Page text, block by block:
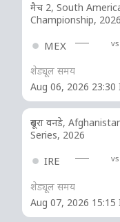
मैच 2, South
Championship, 2026
MEX vs
शेड्यूल समय
Aug 06, 2026 23:30
दूसरा वनडे,
Series, 2026
IRE vs
शेड्यूल समय
Aug 07, 2026 15:15